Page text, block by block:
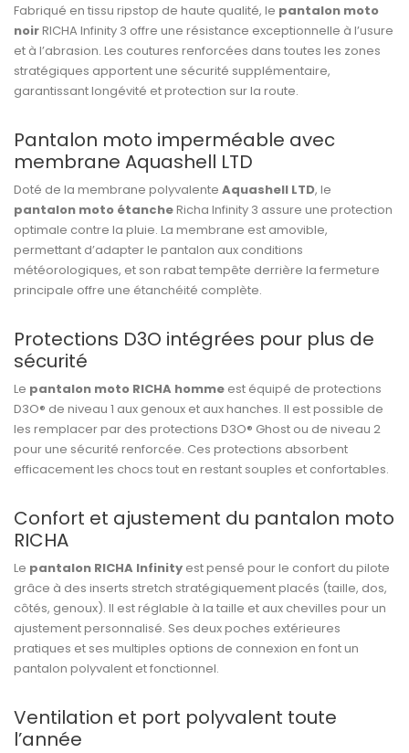
Fabriqué en tissu ripstop de haute qualité, le pantalon moto
noirRICHA Infinity 3 offre une résistance exceptionnelle à l’usure
et à l’abrasion. Les coutures renforcées dans toutes les zones
stratégiques apportent une sécurité supplémentaire,
garantissant longévité et protection sur la route.
Pantalon moto imperméable avec
membrane Aquashell LTD
Doté de la membrane polyvalente Aquashell LTD, le
pantalon moto étancheRicha Infinity 3 assure une protection
optimale contre la pluie. La membrane est amovible,
permettant d’adapter le pantalon aux conditions
météorologiques, et son rabat tempête derrière la fermeture
principale offre une étanchéité complète.
Protections D3O intégrées pour plus de
sécurité
Le pantalon moto RICHA homme est équipé de protections
D3O® de niveau 1 aux genoux et aux hanches. Il est possible de
les remplacer par des protections D3O® Ghost ou de niveau 2
pour une sécurité renforcée. Ces protections absorbent
efficacement les chocs tout en restant souples et confortables.
Confort et ajustement du pantalon moto
RICHA
Le pantalon RICHA Infinity est pensé pour le confort du pilote
grâce à des inserts stretch stratégiquement placés (taille, dos,
côtés, genoux). Il est réglable à la taille et aux chevilles pour un
ajustement personnalisé. Ses deux poches extérieures
pratiques et ses multiples options de connexion en font un
pantalon polyvalent et fonctionnel.
Ventilation et port polyvalent toute
l’année